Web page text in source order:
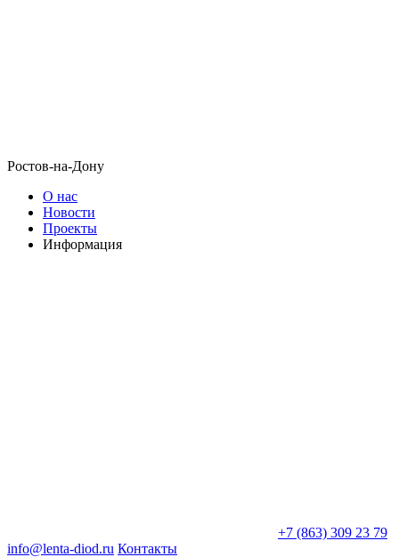
Ростов-на-Дону
О нас
Новости
Проекты
Информация
+7 (863) 309 23 79
info@lenta-diod.ru Контакты